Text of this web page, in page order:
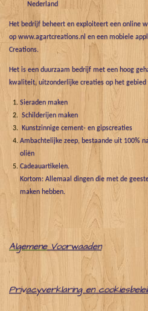
Nederland
Het bedrijf beheert en exploiteert een online
op www.agartcreations.nl en een mobiele
Creations.
Het is een duurzaam bedrijf met een hoog
kwaliteit, uitzonderlijke creaties op het gebied
Sieraden maken
Schilderijen maken
Kunstzinnige cement- en gipscreaties
Ambachtelijke zeep, bestaande uit 100%
oliën
Cadeauartikelen.
Kortom: Allemaal dingen die met de
maken hebben.
Algemene Voorwaaden
Privacyverklaring en